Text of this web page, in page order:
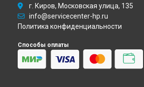
г. Киров, Московская улица, 135
info@servicecenter-hp.ru
Политика конфиденциальности
Способы оплаты